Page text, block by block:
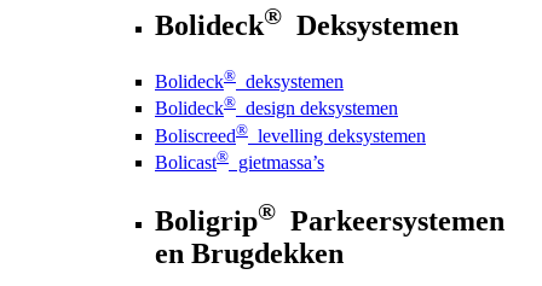
Bolideck® Deksystemen
Bolideck® deksystemen
Bolideck® design deksystemen
Boliscreed® levelling deksystemen
Bolicast® gietmassa’s
Boligrip® Parkeersystemen
en Brugdekken